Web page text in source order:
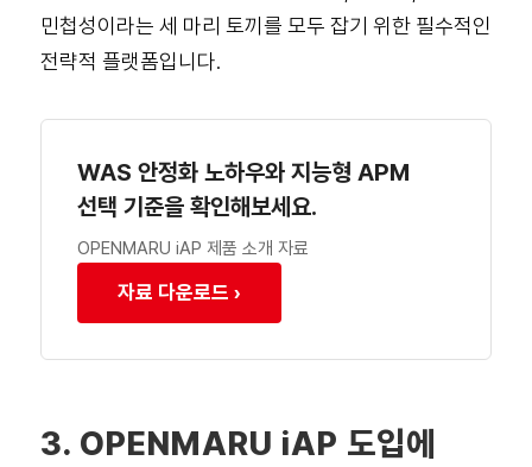
민첩성이라는 세 마리 토끼를 모두 잡기 위한 필수적인
전략적 플랫폼입니다.
WAS 안정화 노하우와 지능형 APM
선택 기준을 확인해보세요.
OPENMARU iAP 제품 소개 자료
자료 다운로드 ›
3. OPENMARU iAP 도입에